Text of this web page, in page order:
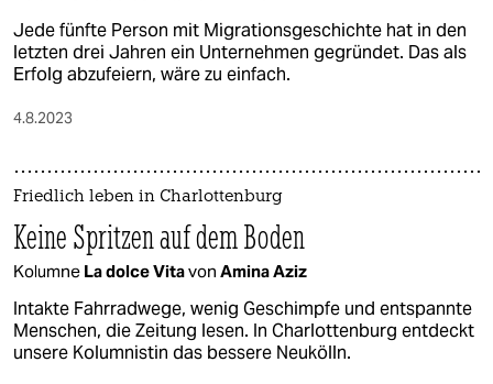
Jede fünfte Person mit Migrationsgeschichte hat in den
letzten drei Jahren ein Unternehmen gegründet. Das als
Erfolg abzufeiern, wäre zu einfach.
4.8.2023
Friedlich leben in Charlottenburg
Keine Spritzen auf dem Boden
Kolumne La dolce Vitavon Amina Aziz
Intakte Fahrradwege, wenig Geschimpfe und entspannte
Menschen, die Zeitung lesen. In Charlottenburg entdeckt
unsere Kolumnistin das bessere Neukölln.